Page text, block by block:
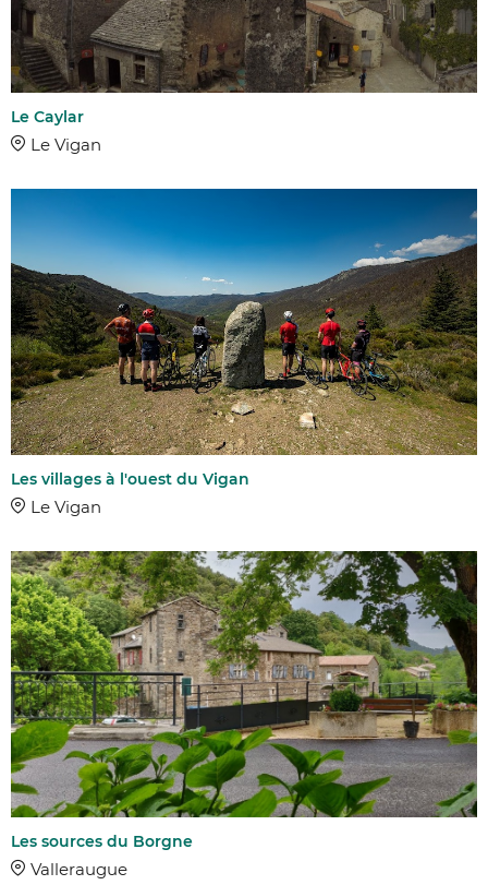
Le Caylar
Le Vigan
Les villages à l'ouest du Vigan
Le Vigan
Les sources du Borgne
Valleraugue